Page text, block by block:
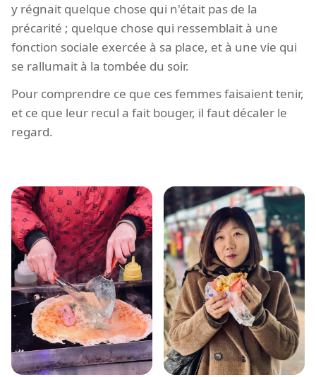
y régnait quelque chose qui n'était pas de la
précarité ; quelque chose qui ressemblait à une
fonction sociale exercée à sa place, et à une vie qui
se rallumait à la tombée du soir.
Pour comprendre ce que ces femmes faisaient tenir,
et ce que leur recul a fait bouger, il faut décaler le
regard.